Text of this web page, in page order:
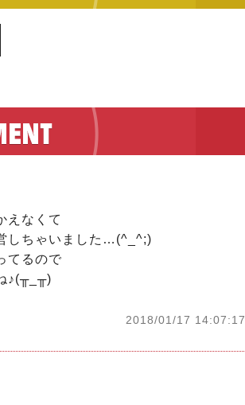
えなくて
しちゃいました…(^_^;)
てるので
♪(╥_╥)
2018/01/17 14:07:17